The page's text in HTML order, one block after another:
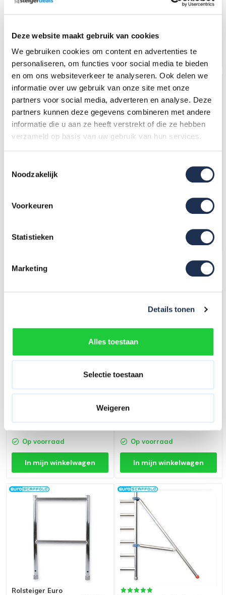
Deze website maakt gebruik van cookies
We gebruiken cookies om content en advertenties te
personaliseren, om functies voor social media te bieden
en om ons websiteverkeer te analyseren. Ook delen we
informatie over uw gebruik van onze site met onze
partners voor social media, adverteren en analyse. Deze
partners kunnen deze gegevens combineren met andere
informatie die u aan ze heeft verstrekt of die ze hebben
verzameld op basis van uw gebruik van hun services.
Noodzakelijk
Voorkeuren
Statistieken
Marketing
Details tonen
Alles toestaan
Selectie toestaan
Weigeren
cm [90-50-2]
93,- 67,-(ex. btw)
In mijn winkelwagen
88,- 69,-(ex. btw)
In mijn winkelwagen
Rolsteiger Leuningframe 135
In mijn winkelwagen
Rolsteiger Opbouwframe 75
In mijn winkelwagen
Horizontale Rolsteiger
Op voorraad
In mijn winkelwagen
Trapgatsteiger
Op voorraad
In mijn winkelwagen
Rolsteiger Euro